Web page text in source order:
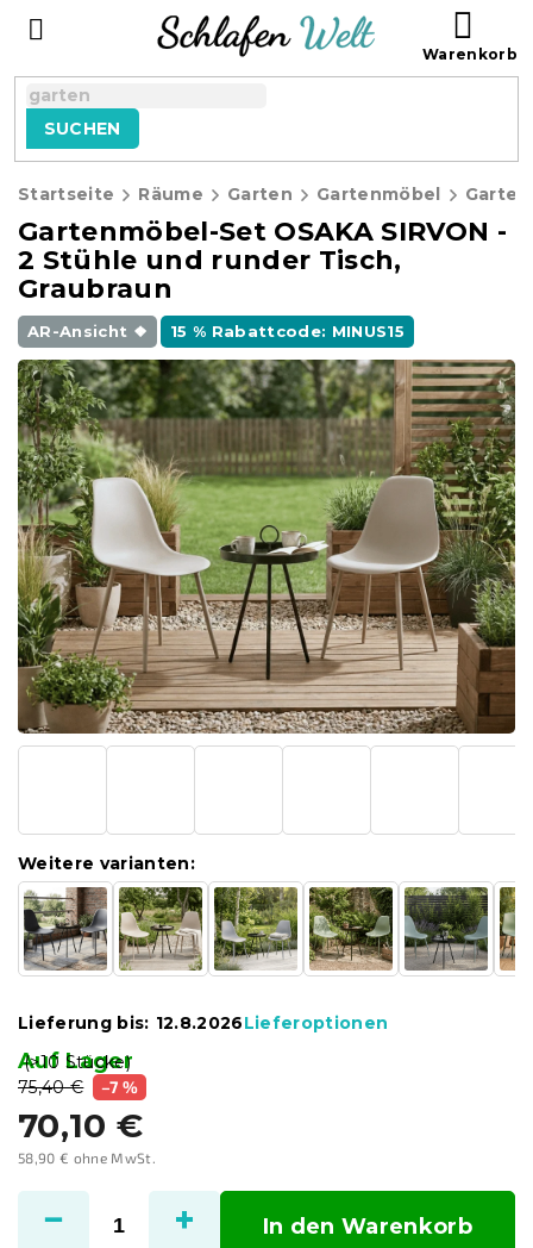
SUCHEN
Startseite Räume Garten Gartenmöbel
Gartenmöbel-Set OSAKA SIRVON -
2 Stühle und runder Tisch,
Graubraun
AR-Ansicht ❖ 15 % Rabattcode: MINUS15
75,40 € –7 %
70,10 €
58,90 € ohne MwSt.
Auf Lager
(>10 Stücke)
Weitere varianten:
Lieferung bis: 12.8.2026Lieferoptionen
In den Warenkorb